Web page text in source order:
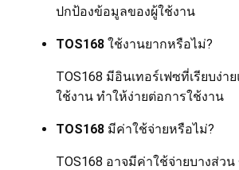
ปกป้องข้อมูลของผู้ใช้งาน
TOS168 ใช้งานยากหรือไม่?
TOS168 มีอินเทอร์เฟซที่เรียบง่า
ใช้งาน ทำให้ง่ายต่อการใช้งาน
TOS168 มีค่าใช้จ่ายหรือไม่?
TOS168 อาจมีค่าใช้จ่ายบางส่ว